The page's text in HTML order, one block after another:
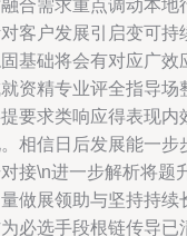
合需求重点调动本地
客户发展引启变可持
基础将会有对应广效
资精专业评全指导场
要求类响应得表现内
相信日后发展能一步
接\n进一步解析将题
做展领助与坚持持续
必选手段根链传导已